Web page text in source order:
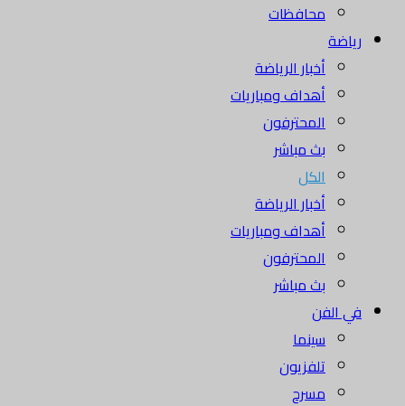
محافظات
رياضة
أخبار الرياضة
أهداف ومباريات
المحترفون
بث مباشر
الكل
أخبار الرياضة
أهداف ومباريات
المحترفون
بث مباشر
في الفن
سينما
تلفزيون
مسرح